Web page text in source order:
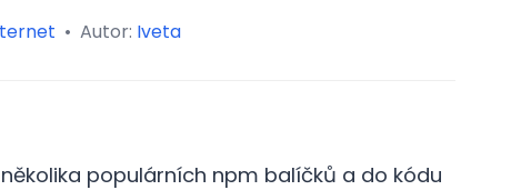
• Autor: Iveta
populárních npm balíčků a do kódu